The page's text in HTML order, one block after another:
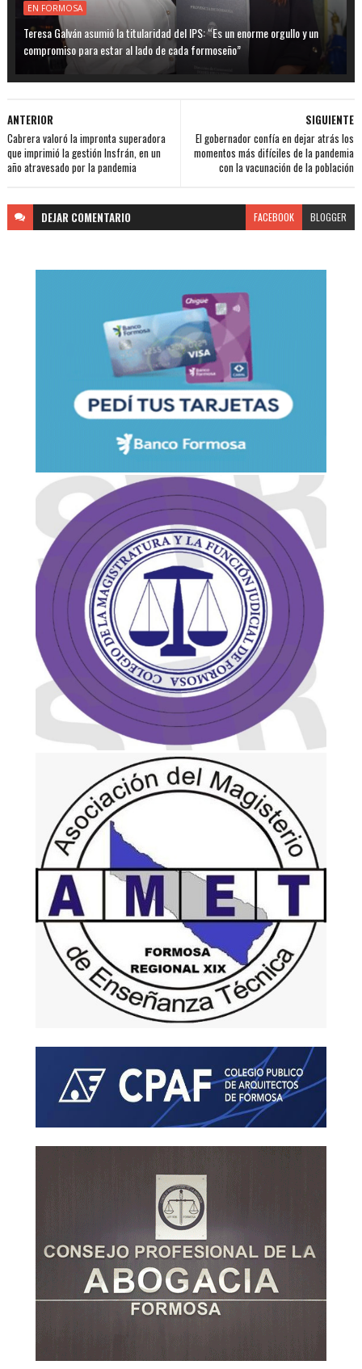
EN FORMOSA
Teresa Galván asumió la titularidad del IPS: “Es un enorme orgullo y un
compromiso para estar al lado de cada formoseño”
SIGUIENTE
El gobernador confía en dejar atrás los
momentos más difíciles de la pandemia
con la vacunación de la población
ANTERIOR
Cabrera valoró la impronta superadora
que imprimió la gestión Insfrán, en un
año atravesado por la pandemia
DEJAR COMENTARIO FACEBOOK BLOGGER